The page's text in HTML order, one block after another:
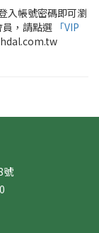
入帳號密碼即可瀏
，請點選 「VIP
號